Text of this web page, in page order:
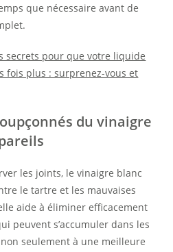
que nécessaire avant de
secrets pour que votre liquide
fois plus : surprenez-vous et
du vinaigre
les joints, le vinaigre blanc
le tartre et les mauvaises
aide à éliminer efficacement
peuvent s’accumuler dans les
seulement à une meilleure